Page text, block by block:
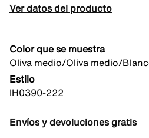
Ver datos del producto
Color que se muestra
Oliva medio/Oliva medio/
Estilo
IH0390-222
Envíos y devoluciones gratis